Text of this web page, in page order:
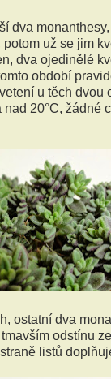
dva
už se jim
dva ojedinělé
období
u těch dvou
nad 20°C, žádné
ostatní dva
odstínu
listů